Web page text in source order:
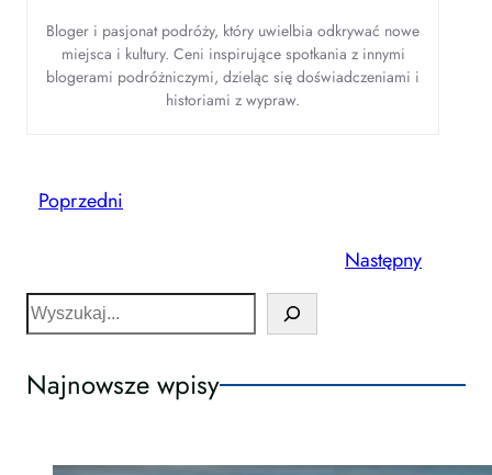
Bloger i pasjonat podróży, który uwielbia odkrywać nowe
miejsca i kultury. Ceni inspirujące spotkania z innymi
blogerami podróżniczymi, dzieląc się doświadczeniami i
historiami z wypraw.
Poprzedni
Następny
S
e
rNajnowsze wpisy